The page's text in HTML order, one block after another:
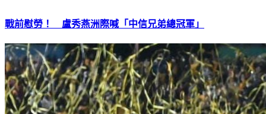
戰前慰勞！ 盧秀燕洲際喊「中信兄弟總冠軍」